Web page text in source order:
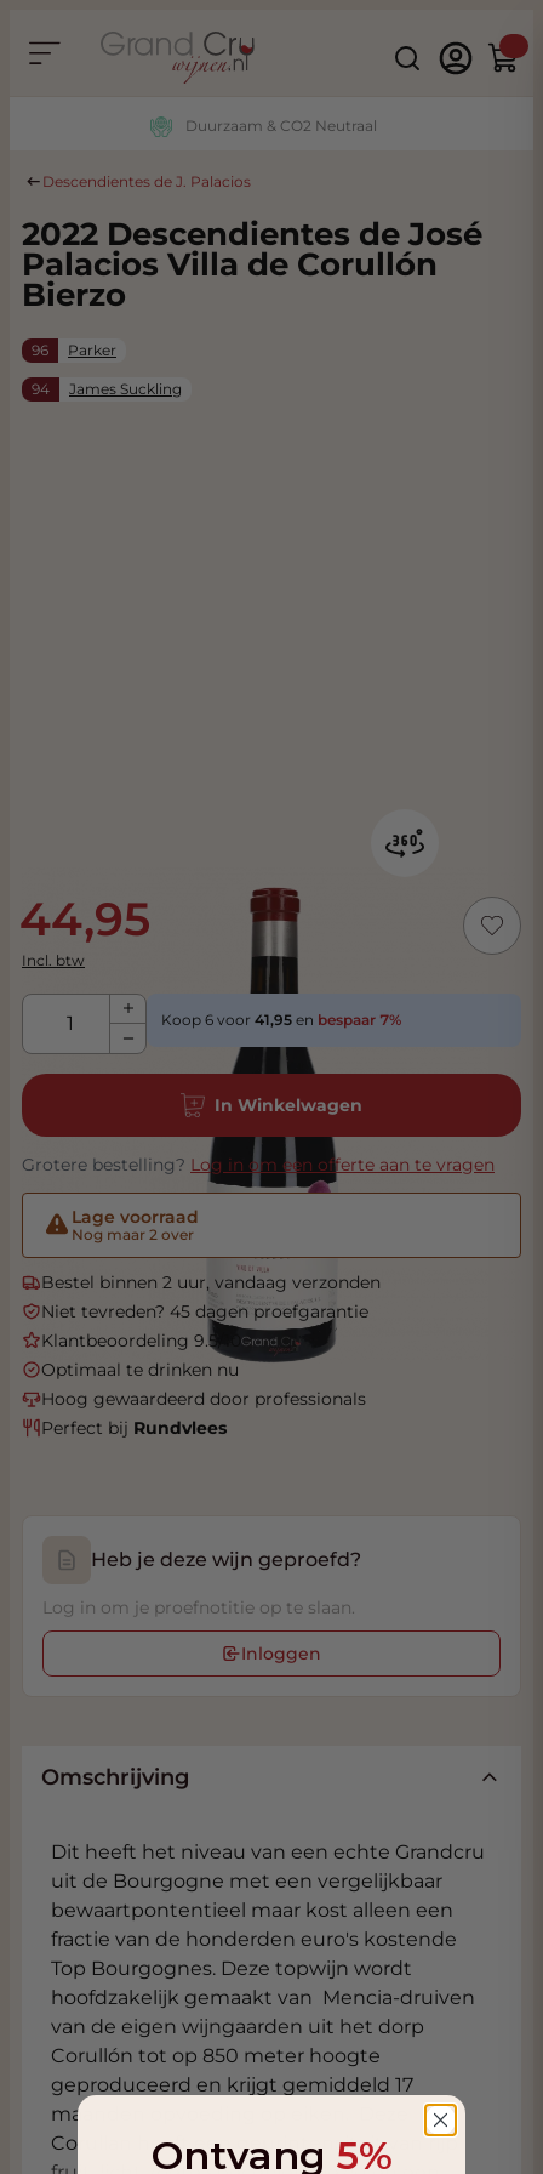
Search
Duurzaam & CO2 Neutraal
Descendientes de J. Palacios
2022 Descendientes de José
Palacios Villa de Corullón
Bierzo
96 Parker
94 James Suckling
44,95
Incl. btw
Aantal
Koop 6 voor 41,95 en bespaar 7%
In Winkelwagen
Grotere bestelling? Log in om een offerte aan te vragen
Lage voorraad
Nog maar 2 over
Bestel binnen 2 uur, vandaag verzonden
Niet tevreden? 45 dagen proefgarantie
Klantbeoordeling 9.5/10
Optimaal te drinken nu
Hoog gewaardeerd door professionals
Perfect bij Rundvlees
Heb je deze wijn geproefd?
Log in om je proefnotitie op te slaan.
Inloggen
Omschrijving
Dit heeft het niveau van een echte Grandcru
uit de Bourgogne met een vergelijkbaar
bewaartpontentieel maar kost alleen een
fractie van de honderden euro's kostende
Top Bourgognes. Deze topwijn wordt
hoofdzakelijk gemaakt van Mencia-druiven
van de eigen wijngaarden uit het dorp
Corullón tot op 850 meter hoogte
geproduceerd en krijgt gemiddeld 17
maanden opvoeding op eiken. Deze
Corullan heeft een geurintensiteit van rijp
Ontvang 5%